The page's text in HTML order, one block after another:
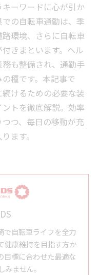
ーワードに心が引か
の自転車通勤は、季
環境、さらに自転車
きまといます。ヘル
も整備され、通勤手
種です。本記事で
けるための必要な装
トを徹底解説。効率
つ、毎日の移動が充
ます。
で自転車ライフを全力
健康維持を目指す方か
目標に合わせた最適な
ません。